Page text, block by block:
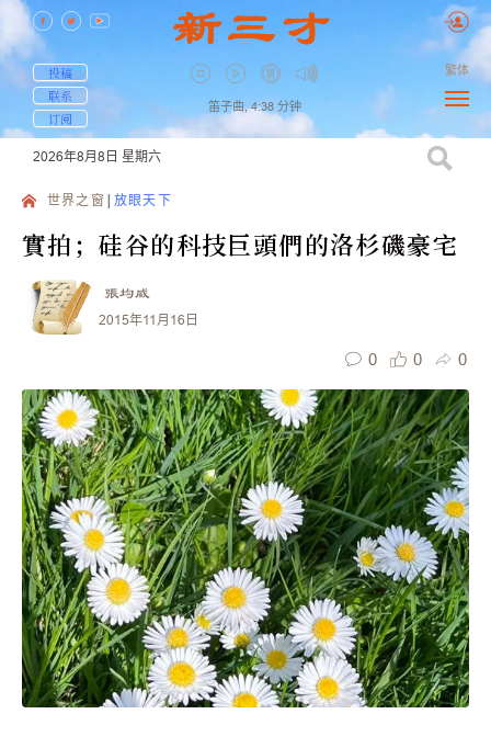
投稿
联系
订阅
笛子曲, 4:38 分钟
繁体
2026年8月8日 星期六
世界之窗 放眼天下
實拍；硅谷的科技巨頭們的洛杉磯豪宅
張均威
2015年11月16日
0 0 0